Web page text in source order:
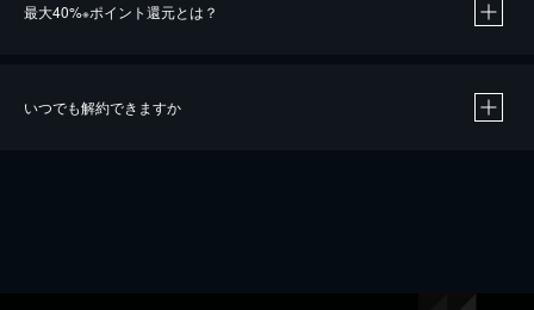
最大40%※ポイント還元とは？
いつでも解約できますか